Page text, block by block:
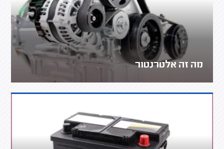
מה זה אלטרנטור